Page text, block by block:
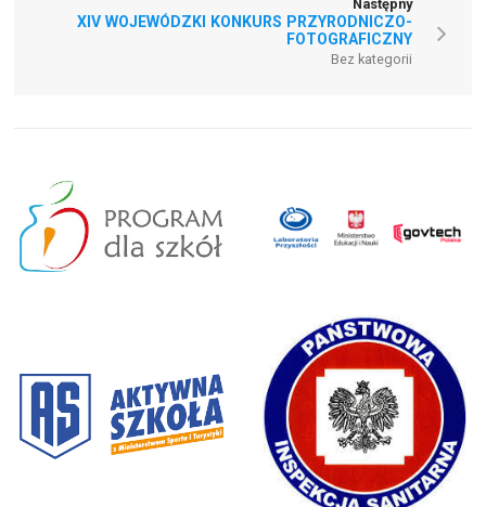
Następny
XIV WOJEWÓDZKI KONKURS PRZYRODNICZO-
FOTOGRAFICZNY
Bez kategorii